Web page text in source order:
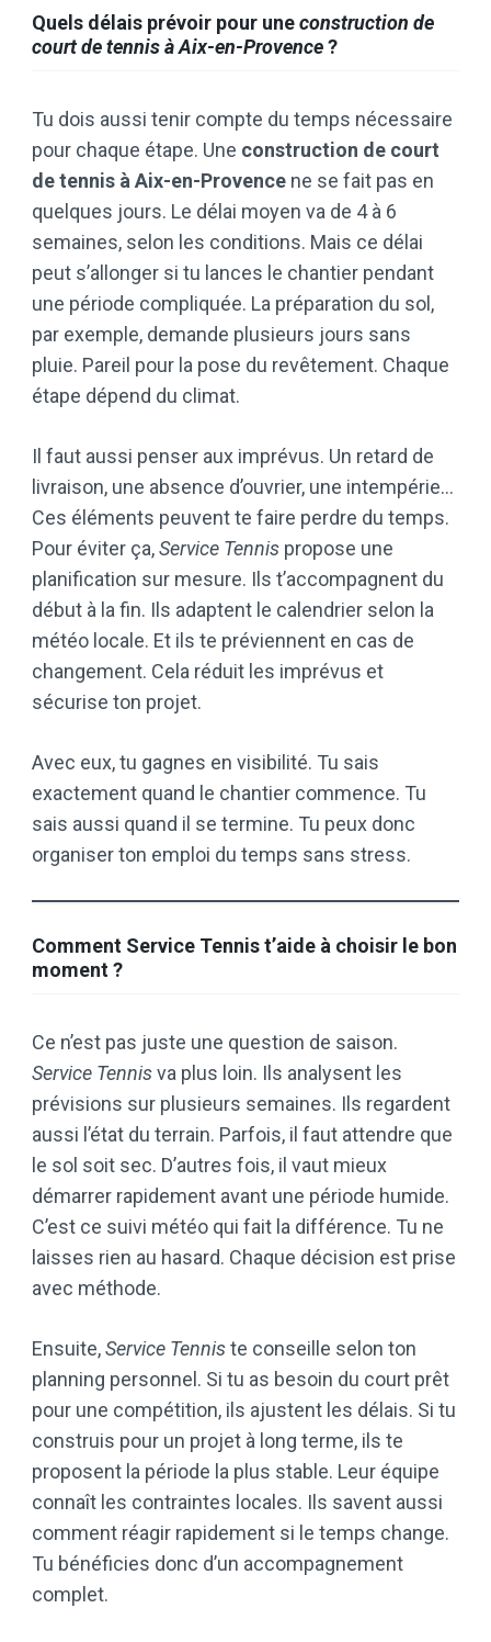
Quels délais prévoir pour uneconstruction de
court de tennis à Aix-en-Provence?
Tu dois aussi tenir compte du temps nécessaire
pour chaque étape. Une construction de court
de tennis à Aix-en-Provence ne se fait pas en
quelques jours. Le délai moyen va de 4 à 6
semaines, selon les conditions. Mais ce délai
peut s’allonger si tu lances le chantier pendant
une période compliquée. La préparation du sol,
par exemple, demande plusieurs jours sans
pluie. Pareil pour la pose du revêtement. Chaque
étape dépend du climat.
Il faut aussi penser aux imprévus. Un retard de
livraison, une absence d’ouvrier, une intempérie…
Ces éléments peuvent te faire perdre du temps.
Pour éviter ça,Service Tennis propose une
planification sur mesure. Ils t’accompagnent du
début à la fin. Ils adaptent le calendrier selon la
météo locale. Et ils te préviennent en cas de
changement. Cela réduit les imprévus et
sécurise ton projet.
Avec eux, tu gagnes en visibilité. Tu sais
exactement quand le chantier commence. Tu
sais aussi quand il se termine. Tu peux donc
organiser ton emploi du temps sans stress.
Comment Service Tennis t’aide à choisir le bon
moment ?
Ce n’est pas juste une question de saison.
Service Tennisva plus loin. Ils analysent les
prévisions sur plusieurs semaines. Ils regardent
aussi l’état du terrain. Parfois, il faut attendre que
le sol soit sec. D’autres fois, il vaut mieux
démarrer rapidement avant une période humide.
C’est ce suivi météo qui fait la différence. Tu ne
laisses rien au hasard. Chaque décision est prise
avec méthode.
Ensuite,Service Tenniste conseille selon ton
planning personnel. Si tu as besoin du court prêt
pour une compétition, ils ajustent les délais. Si tu
construis pour un projet à long terme, ils te
proposent la période la plus stable. Leur équipe
connaît les contraintes locales. Ils savent aussi
comment réagir rapidement si le temps change.
Tu bénéficies donc d’un accompagnement
complet.